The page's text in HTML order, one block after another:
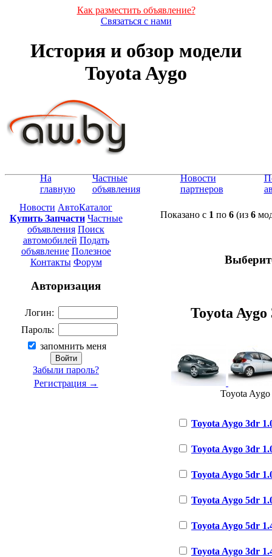
Как разместить объявление?
Связаться с нами
История и обзор модели
Toyota Aygo
На
главную
Частные
объявления
Новости
партнеров
Новости АвтоКаталог
Купить Запчасти Частные
объявления Поиск
автомобилей Подать
объявление Полезное
Контакты Форум
Авторизация
Логин:
Пароль:
запомнить меня
Забыли пароль?
Регистрация →
Показано с 1 по 6(из 6
Toyota Aygo
Toyota Aygo
Toyota Aygo 3dr
Toyota Aygo 3dr
Toyota Aygo 5dr
Toyota Aygo 5dr
Toyota Aygo 5dr
Toyota Aygo 3dr